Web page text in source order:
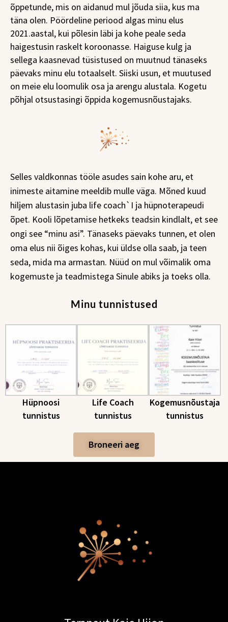
õppetunde, mis on aidanud mul jõuda siia, kus ma
täna olen. Pöördeline periood algas minu elus
2021.aastal, kui põlesin läbi ja kohe peale seda
haigestusin raskelt koroonasse. Haiguse kulg ja
sellega kaasnevad tüsistused on muutnud tänaseks
päevaks minu elu totaalselt. Siiski usun, et muutused
on meie elu loomulik osa ja arengu alustala. Kogetu
põhjal otsustasingi õppida kogemusnõustajaks.
Selles valdkonnas tööle asudes sain kohe aru, et
inimeste aitamine meeldib mulle väga. Mõned kuud
hiljem alustasin juba life coach`I ja hüpnoterapeudi
õpet. Kooli lõpetamise hetkeks teadsin kindlalt, et see
ongi see “minu asi”. Tänaseks päevaks tunnen, et olen
oma elus nii õiges kohas, kui üldse olla saab, ja teen
seda, mida ma armastan. Nüüd on mul võimalik oma
kogemuste ja teadmistega Sinule abiks ja toeks olla.
Minu tunnistused
Hüpnoosi
tunnistus
Life Coach
tunnistus
Kogemusnõustaja
tunnistus
Broneeri aeg